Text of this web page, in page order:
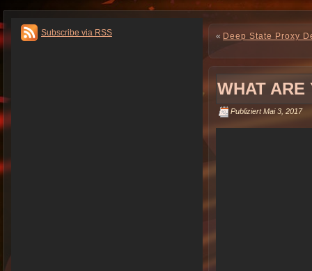
Subscribe via RSS « Deep State Proxy
WHAT ARE
Publiziert Mai 3, 2017